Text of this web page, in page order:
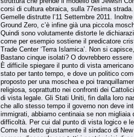
corsi di cultura ebraica, sulla 77esima
Gemelle distrutte l’11 Settembre 2011.
Ground Zero, c’è infine già una piccola
Quindi sono volutamente distorte le
come per esempio sostiene il predicatore
Trade Center ‘Terra Islamica’. Non si
Bastano cinque isolati? O dovrebbero
È difficile spiegare il punto di vista
stato per tanto tempo, e dove un politico
proposto per una moschea e poi
religiosa, soprattutto nei confronti dei
di vista legale. Gli Stati Uniti, fin dalla loro
che allo stesso tempo il governo non deve
immigrati, abbiamo centinaia se non
difficoltà. Per cui dal punto di vista logico e
Come ha detto giustamente il sindaco di